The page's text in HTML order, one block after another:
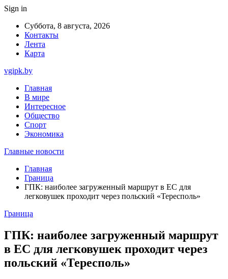
Sign in
Суббота, 8 августа, 2026
Контакты
Лента
Карта
vgipk.by
Главная
В мире
Интересное
Общество
Спорт
Экономика
Главные новости
Главная
Граница
ГПК: наиболее загруженный маршрут в ЕС для
легковушек проходит через польский «Тересполь»
Граница
ГПК: наиболее загруженный маршрут
в ЕС для легковушек проходит через
польский «Тересполь»